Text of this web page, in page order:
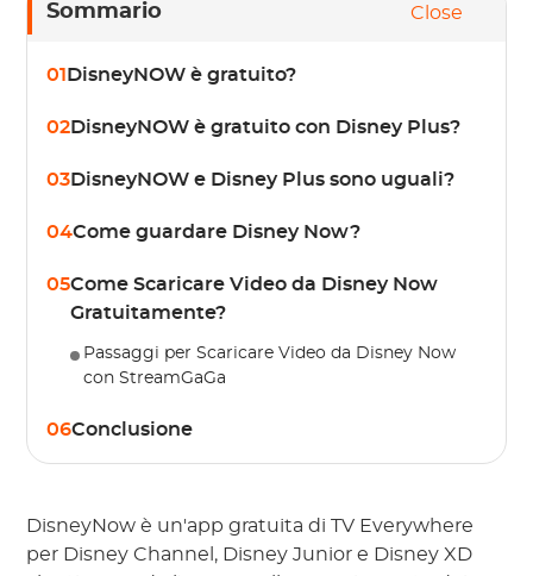
Sommario Close
01 DisneyNOW è gratuito?
02DisneyNOW è gratuito con Disney Plus?
03DisneyNOW e Disney Plus sono uguali?
04Come guardare Disney Now?
05Come Scaricare Video da Disney Now
Gratuitamente?
Passaggi per Scaricare Video da Disney Now
con StreamGaGa
06Conclusione
DisneyNow è un'app gratuita di TV Everywhere
per Disney Channel, Disney Junior e Disney XD